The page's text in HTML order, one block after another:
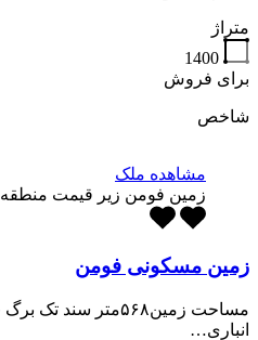
متراژ
1400
برای فروش
شاخص
مشاهده ملک
زمین فومن زیر قیمت منطقه
زمین مسکونی فومن
انباری…